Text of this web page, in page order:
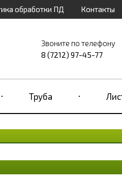
обработки ПД Контакты
Звоните по телефону
8 (7212) 97-45-77
Труба